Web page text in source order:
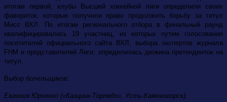
итогам первой, клубы Высшей хоккейной лиги определили своих
фавориток, которые получили право продолжить борьбу за титул
Мисс ВХЛ. По итогам регионального отбора в финальный раунд
квалифицировались 19 участниц, из которых путем голосования
посетителей официального сайта ВХЛ, выбора экспертов журнала
FHM и представителей Лиги, определилась дюжина претенденток на
титул.
Выбор болельщиков:
Евгения Юрченко («Казцинк-Торпедо», Усть-Каменогорск);